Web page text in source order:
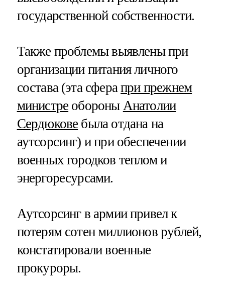
государственной собственности.
Также проблемы выявлены при
организации питания личного
состава (эта сферапри прежнем
министре обороны Анатолии
Сердюкове была отдана на
аутсорсинг) и при обеспечении
военных городков теплом и
энергоресурсами.
Аутсорсинг в армии привел к
потерям сотен миллионов рублей,
констатировали военные
прокуроры.